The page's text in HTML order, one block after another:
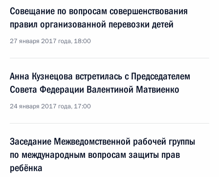
Совещание по вопросам совершенствования
правил организованной перевозки детей
27 января 2017 года, 18:00
Анна Кузнецова встретилась с Председателем
Совета Федерации Валентиной Матвиенко
24 января 2017 года, 17:00
Заседание Межведомственной рабочей группы
по международным вопросам защиты прав
ребёнка